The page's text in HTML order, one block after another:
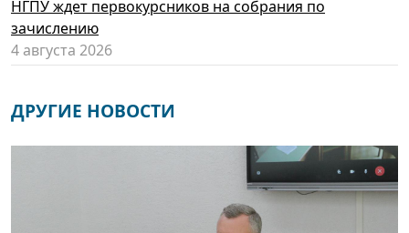
НГПУ ждет первокурсников на собрания по
зачислению
4 августа 2026
ДРУГИЕ НОВОСТИ